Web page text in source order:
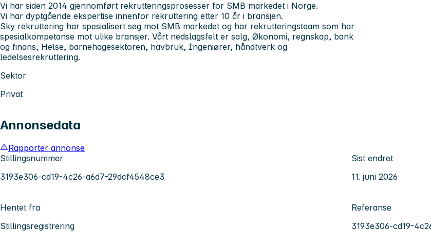
Vi har siden 2014 gjennomført rekrutteringsprosesser for SMB markedet i Norge.
Vi har dyptgående ekspertise innenfor rekruttering etter 10 år i bransjen.
Sky rekruttering har spesialisert seg mot SMB markedet og har rekrutteringsteam som har
spesialkompetanse mot ulike bransjer. Vårt nedslagsfelt er salg, Økonomi, regnskap, bank
og finans, Helse, barnehagesektoren, havbruk, Ingeniører, håndtverk og
ledelsesrekruttering.
Sektor
Privat
Annonsedata
Rapporter annonse
Stillingsnummer
3193e306-cd19-4c26-a6d7-29dcf4548ce3
Sist endret
11. juni 2026
Hentet fra
Stillingsregistrering
Referanse
3193e306-cd19-